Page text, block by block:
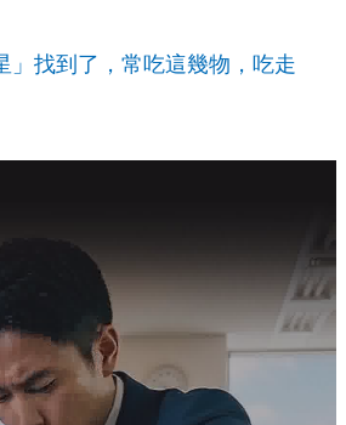
」找到了，常吃這幾物，吃走